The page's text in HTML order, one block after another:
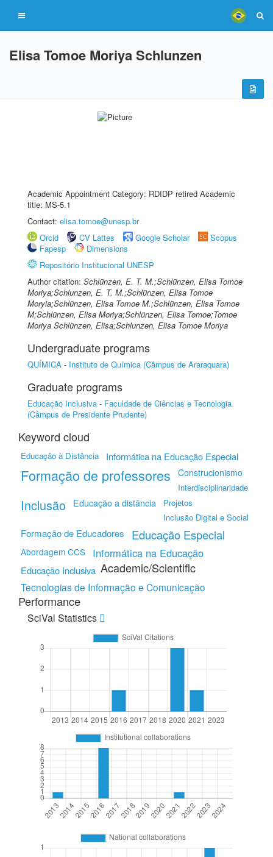
Elisa Tomoe Moriya Schlunzen
Academic Appointment Category: RDIDP retired Academic
title: MS-5.1
Contact: elisa.tomoe@unesp.br
Orcid
CV Lattes Google Scholar
Scopus
Fapesp
Dimensions
Repositório Institucional UNESP
Author citation: Schlünzen, E. T. M.;Schlünzen, Elisa Tomoe
Moriya;Schlunzen, E. T. M.;Schlünzen, Elisa Tomoe
Moryia;Schlünzen, Elisa Tomoe M.;Schlünzen, Elisa Tomoe
M;Schlünzen, Elisa Moriya;Schlünzen, Elisa Tomoe;Tomoe
Moriya Schlünzen, Elisa;Schlunzen, Elisa Tomoe Moriya
Undergraduate programs
QUÍMICA - Instituto de Química (Câmpus de Araraquara)
Graduate programs
Educação Inclusiva - Faculdade de Ciências e Tecnologia
(Câmpus de Presidente Prudente)
Keyword cloud
Educação à Distância Informática na Educação Especial
Formação de professores Construcionismo
Interdisciplinaridade
Inclusão Educação a distância
Projetos
Inclusão Digital e Social
Formação de Educadores Educação Especial
Abordagem CCS Informática na Educação
Educação Inclusiva
Tecnologias de Informação e Comunicação
Academic/Scientific
Performance
SciVal Statistics